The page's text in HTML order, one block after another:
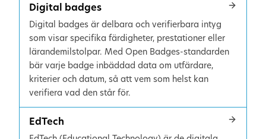
Digital badges
Digital badges är delbara och verifierbara intyg
som visar specifika färdigheter, prestationer eller
lärandemilstolpar. Med Open Badges-standarden
bär varje badge inbäddad data om utfärdare,
kriterier och datum, så att vem som helst kan
verifiera vad den står för.
EdTech